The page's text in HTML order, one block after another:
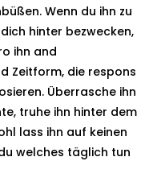
Wenn du ihn zu
hinter bezwecken,
ihn and
Zeitform, die respons
Überrasche ihn
truhe ihn hinter dem
lass ihn auf keinen
welches täglich tun